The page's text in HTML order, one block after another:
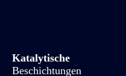
Katalytische
Beschichtungen